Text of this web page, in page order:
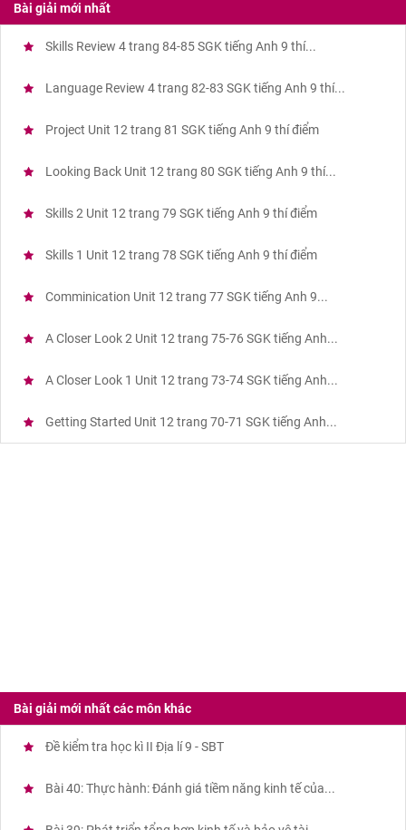
Bài giải mới nhất
Skills Review 4 trang 84-85 SGK tiếng Anh 9 thí...
Language Review 4 trang 82-83 SGK tiếng Anh 9 thí...
Project Unit 12 trang 81 SGK tiếng Anh 9 thí điểm
Looking Back Unit 12 trang 80 SGK tiếng Anh 9 thí...
Skills 2 Unit 12 trang 79 SGK tiếng Anh 9 thí điểm
Skills 1 Unit 12 trang 78 SGK tiếng Anh 9 thí điểm
Comminication Unit 12 trang 77 SGK tiếng Anh 9...
A Closer Look 2 Unit 12 trang 75-76 SGK tiếng Anh...
A Closer Look 1 Unit 12 trang 73-74 SGK tiếng Anh...
Getting Started Unit 12 trang 70-71 SGK tiếng Anh...
Bài giải mới nhất các môn khác
Đề kiểm tra học kì II Địa lí 9 - SBT
Bài 40: Thực hành: Đánh giá tiềm năng kinh tế của...